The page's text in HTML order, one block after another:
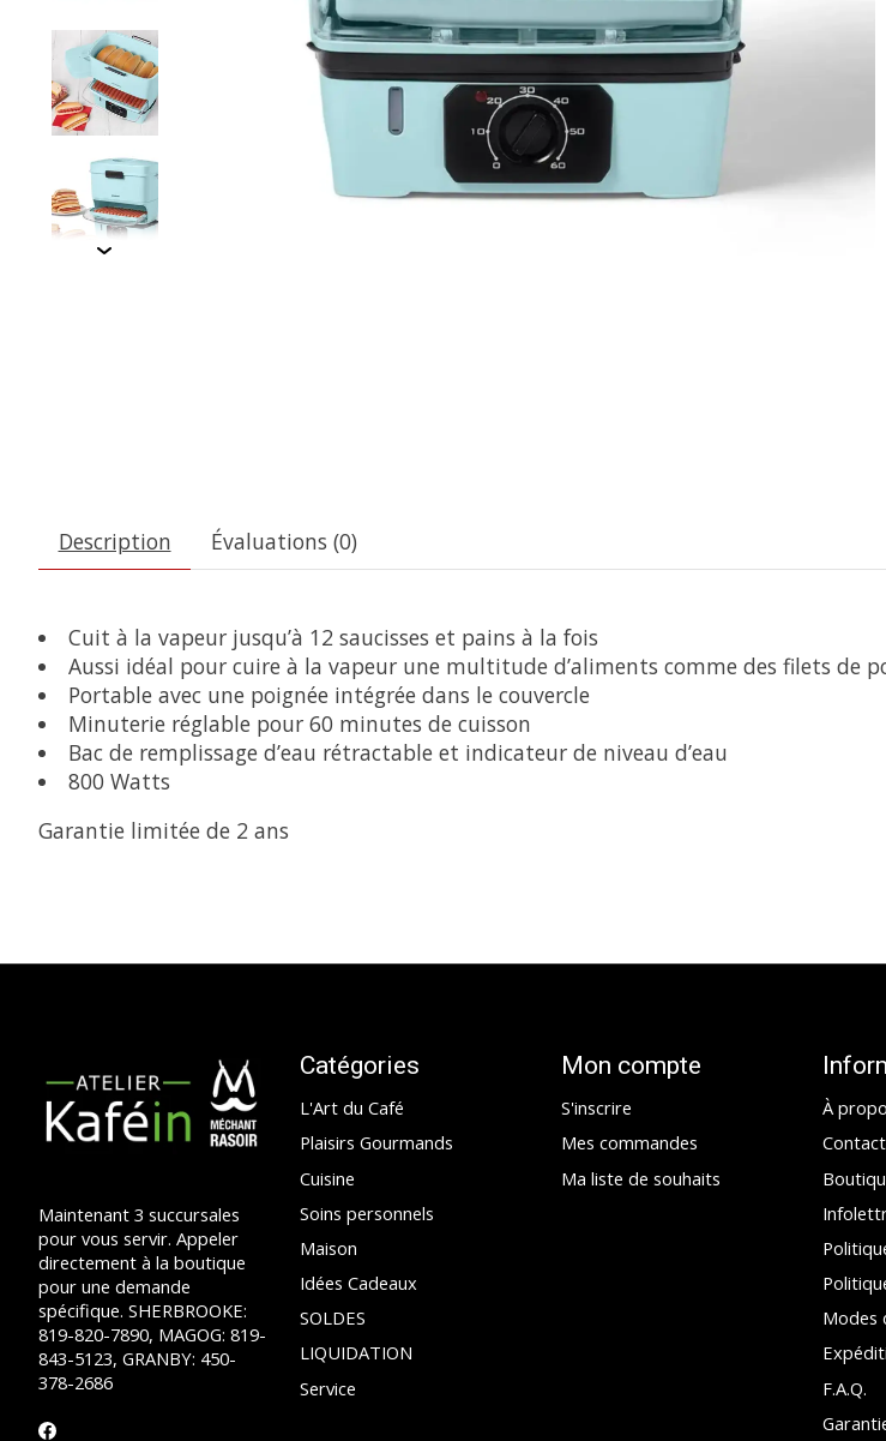
Description Évaluations (0)
Cuit à la vapeur jusqu’à 12 saucisses et pains à la fois
Aussi idéal pour cuire à la vapeur une multitude d’aliments comme des filets de
Portable avec une poignée intégrée dans le couvercle
Minuterie réglable pour 60 minutes de cuisson
Bac de remplissage d’eau rétractable et indicateur de niveau d’eau
800 Watts
Garantie limitée de 2 ans
Maintenant 3 succursales
pour vous servir. Appeler
directement à la boutique
pour une demande
spécifique. SHERBROOKE:
819-820-7890, MAGOG: 819-
843-5123, GRANBY: 450-
378-2686
Catégories
L'Art du Café
Plaisirs Gourmands
Cuisine
Soins personnels
Maison
Idées Cadeaux
SOLDES
LIQUIDATION
Service
Mon compte
S'inscrire
Mes commandes
Ma liste de souhaits
À
Modes
F.A.Q.